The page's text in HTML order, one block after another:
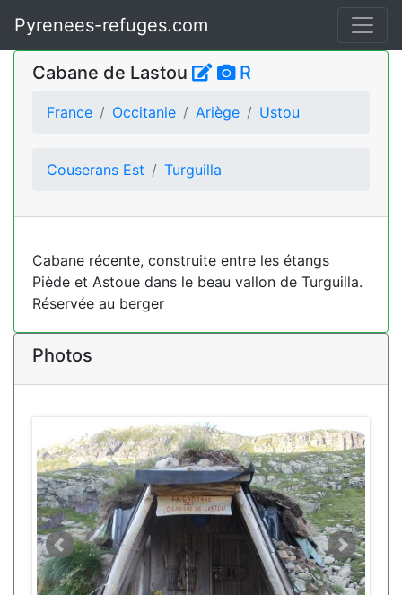
Pyrenees-refuges.com
Cabane de Lastou R
France Occitanie Ariège Ustou
Couserans Est Turguilla
Cabane récente, construite entre les étangs
Piède et Astoue dans le beau vallon de Turguilla.
Réservée au berger
Photos